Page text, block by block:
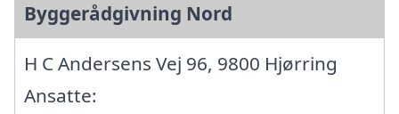
Byggerådgivning Nord
H C Andersens Vej 96, 9800 Hjørring
Ansatte: